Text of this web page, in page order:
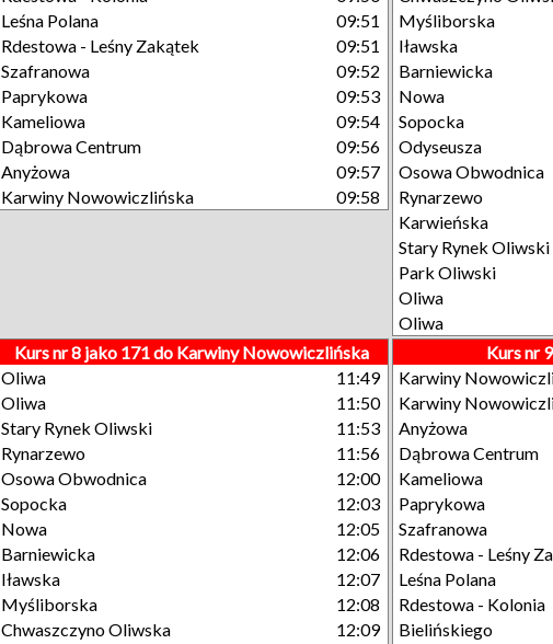
Leśna Polana
09:51
Rdestowa - Leśny Zakątek
09:51
Szafranowa
09:52
Paprykowa
09:53
Kameliowa
09:54
Dąbrowa Centrum
09:56
Anyżowa
09:57
Karwiny Nowowiczlińska
09:58
Myśliborska
Iławska
Barniewicka
Nowa
Sopocka
Odyseusza
Osowa Obwodnica
Rynarzewo
Karwieńska
Stary Rynek Oliwski
Park Oliwski
Oliwa
Oliwa
Kurs nr 8 jako 171 do Karwiny Nowowiczlińska
Oliwa
11:49
Oliwa
11:50
Stary Rynek Oliwski
11:53
Rynarzewo
11:56
Osowa Obwodnica
12:00
Sopocka
12:03
Nowa
12:05
Barniewicka
12:06
Iławska
12:07
Myśliborska
12:08
Chwaszczyno Oliwska
12:09
Kurs nr
Karwiny
Karwiny
Anyżowa
Dąbrowa Centrum
Kameliowa
Paprykowa
Szafranowa
Rdestowa - Leśny
Leśna Polana
Rdestowa - Kolonia
Bielińskiego